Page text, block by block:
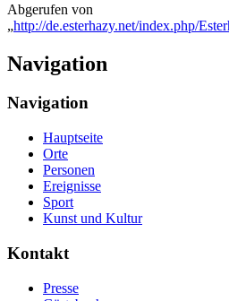
Abgerufen von
„http://de.esterhazy.net/index.php/
Navigation
Navigation
Hauptseite
Orte
Personen
Ereignisse
Sport
Kunst und Kultur
Kontakt
Presse